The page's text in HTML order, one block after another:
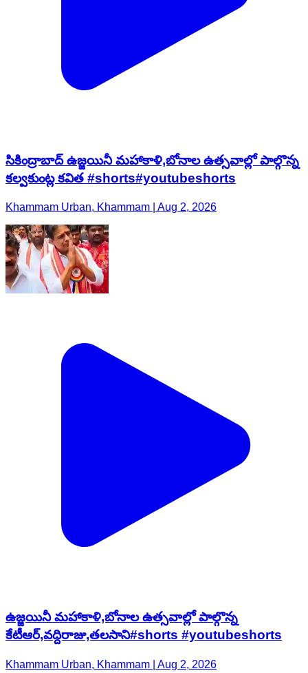
సికింద్రాబాద్ ఉజ్జయినీ మహాకాళి,బోనాల ఉత్సవాల్లో పాల్గొన్న
కల్వకుంట్ల కవిత #shorts#youtubeshorts
Khammam Urban, Khammam | Aug 2, 2026
ఉజ్జయినీ మహాకాళి,బోనాల ఉత్సవాల్లో పాల్గొన్న
కేటీఆర్,వద్దిరాజు,తలసాని#shorts #youtubeshorts
Khammam Urban, Khammam | Aug 2, 2026